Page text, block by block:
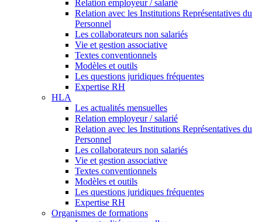
Relation employeur / salarié
Relation avec les Institutions Représentatives du
Personnel
Les collaborateurs non salariés
Vie et gestion associative
Textes conventionnels
Modèles et outils
Les questions juridiques fréquentes
Expertise RH
HLA
Les actualités mensuelles
Relation employeur / salarié
Relation avec les Institutions Représentatives du
Personnel
Les collaborateurs non salariés
Vie et gestion associative
Textes conventionnels
Modèles et outils
Les questions juridiques fréquentes
Expertise RH
Organismes de formations